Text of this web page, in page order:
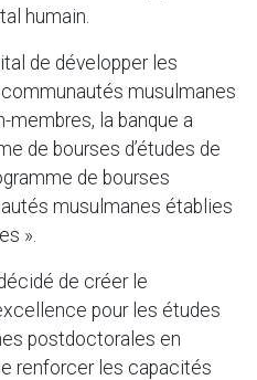
humain.
de développer les
musulmanes
membres, la banque a
de bourses d’études de
de bourses
musulmanes établies
».
de créer le
pour les études
postdoctorales en
renforcer les capacités